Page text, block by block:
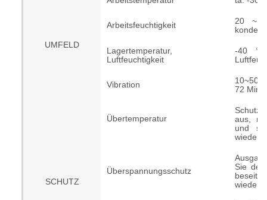
UMFELD
Arbeitsfeuchtigkeit
20 ~
Lagertemperatur,
Luftfeuchtigkeit
-40
Vibration
72 Min.
SCHUTZ
Übertemperatur
aus,
und
Überspannungsschutz
Sie